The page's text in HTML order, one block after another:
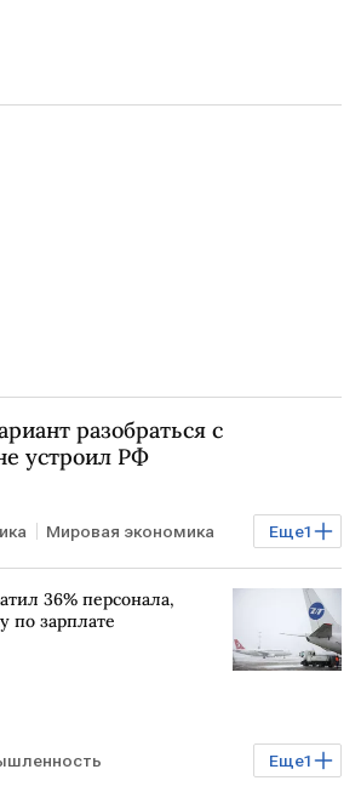
разобраться с
устроил РФ
Еще1
Мировая экономика
36% персонала,
по зарплате
Еще1